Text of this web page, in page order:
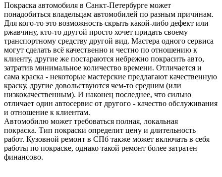
Покраска автомобиля в Санкт-Петербурге может
понадобиться владельцам автомобилей по разным причинам.
Для кого-то это возможность скрыть какой-либо дефект или
ржавчину, кто-то другой просто хочет придать своему
транспортному средству другой вид. Мастера одного сервиса
могут сделать всё качественно и честно по отношению к
клиенту, другие же постараются небрежно покрасить авто,
затратив минимальное количество времени. Отличается и
сама краска - некоторые мастерские предлагают качественную
краску, другие довольствуются чем-то средним (или
низкокачественным). И наконец последнее, что сильно
отличает один автосервис от другого - качество обслуживания
и отношение к клиентам.
Автомобилю может требоваться полная, локальная
покраска. Тип покраски определит цену и длительность
работ. Кузовной ремонт в СПб также может включать в себя
работы по покраске, однако такой ремонт более затратен
финансово.